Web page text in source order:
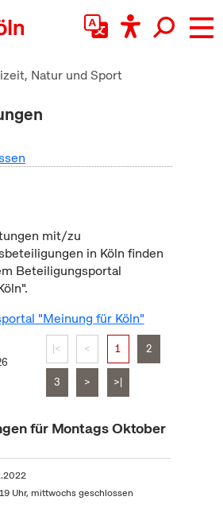
Natur und Sport
mit/zu
in Köln finden
Beteiligungsportal
"Meinung für Köln"
|< < 1 2
3 > >|
für Montags Oktober
Uhr, mittwochs geschlossen